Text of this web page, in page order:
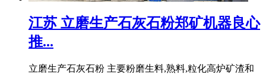
江苏 立磨生产石灰石粉郑矿机器良心
推...
立磨生产石灰石粉 主要粉磨生料,熟料,粒化高炉矿渣和